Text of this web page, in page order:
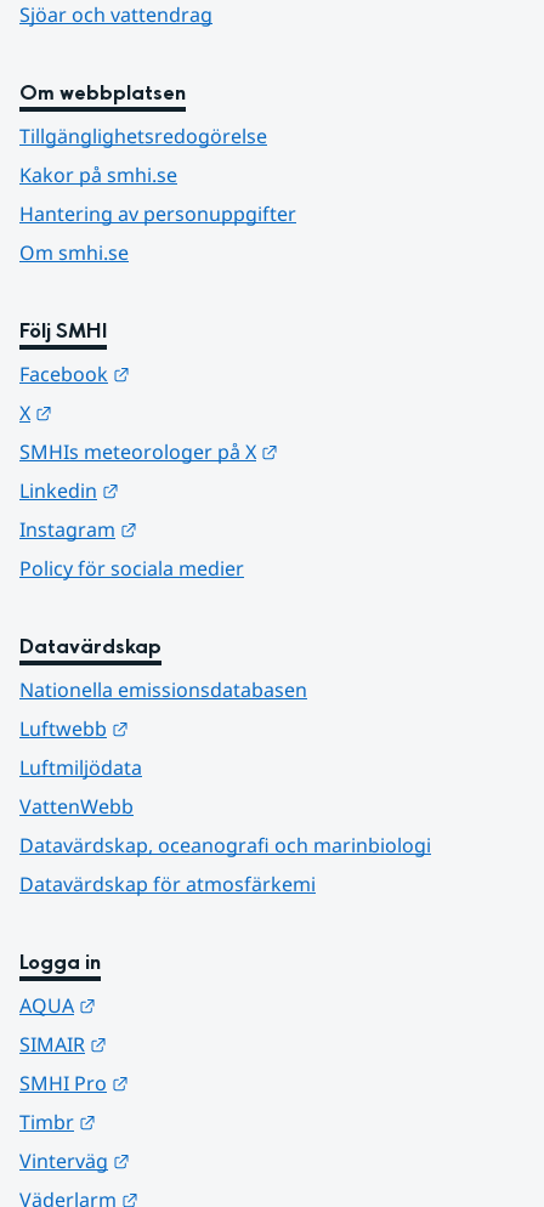
Sjöar och vattendrag
Om webbplatsen
Tillgänglighetsredogörelse
Kakor på smhi.se
Hantering av personuppgifter
Om smhi.se
Följ SMHI
Facebook
X
SMHIs meteorologer på X
Linkedin
Instagram
Policy för sociala medier
Datavärdskap
Nationella emissionsdatabasen
Luftwebb
Luftmiljödata
VattenWebb
Datavärdskap, oceanografi och marinbiologi
Datavärdskap för atmosfärkemi
Logga in
AQUA
SIMAIR
SMHI Pro
Timbr
Vinterväg
Väderlarm